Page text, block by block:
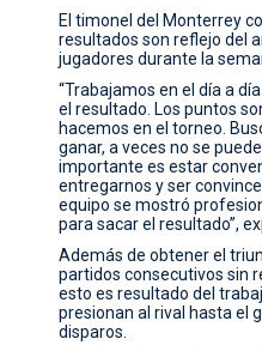
El timonel del Monterrey
resultados son reflejo del
jugadores durante la
“Trabajamos en el día a
el resultado. Los puntos
hacemos en el torneo.
ganar, a veces no se
importante es estar
entregarnos y ser
equipo se mostró
para sacar el resultado”,
Además de obtener el
partidos consecutivos sin
esto es resultado del
presionan al rival hasta el
disparos.